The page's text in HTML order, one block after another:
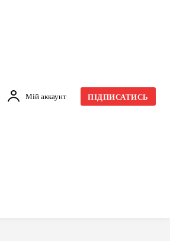
Мій аккаунт ПІДПИСАТИСЬ